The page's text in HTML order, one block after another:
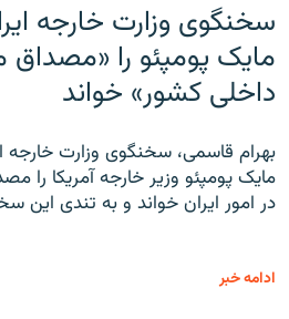
سخنگوی وزارت خارجه
مایک پومپئو را «مصداق
داخلی کشور» خواند
بهرام قاسمی، سخنگوی وزارت خارجه
مایک پومپئو وزیر خارجه آمریکا را
در امور ایران خواند و به تندی این
ادامه خبر